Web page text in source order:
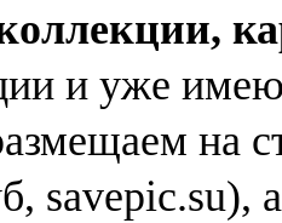
и уже
на
savepic.su),